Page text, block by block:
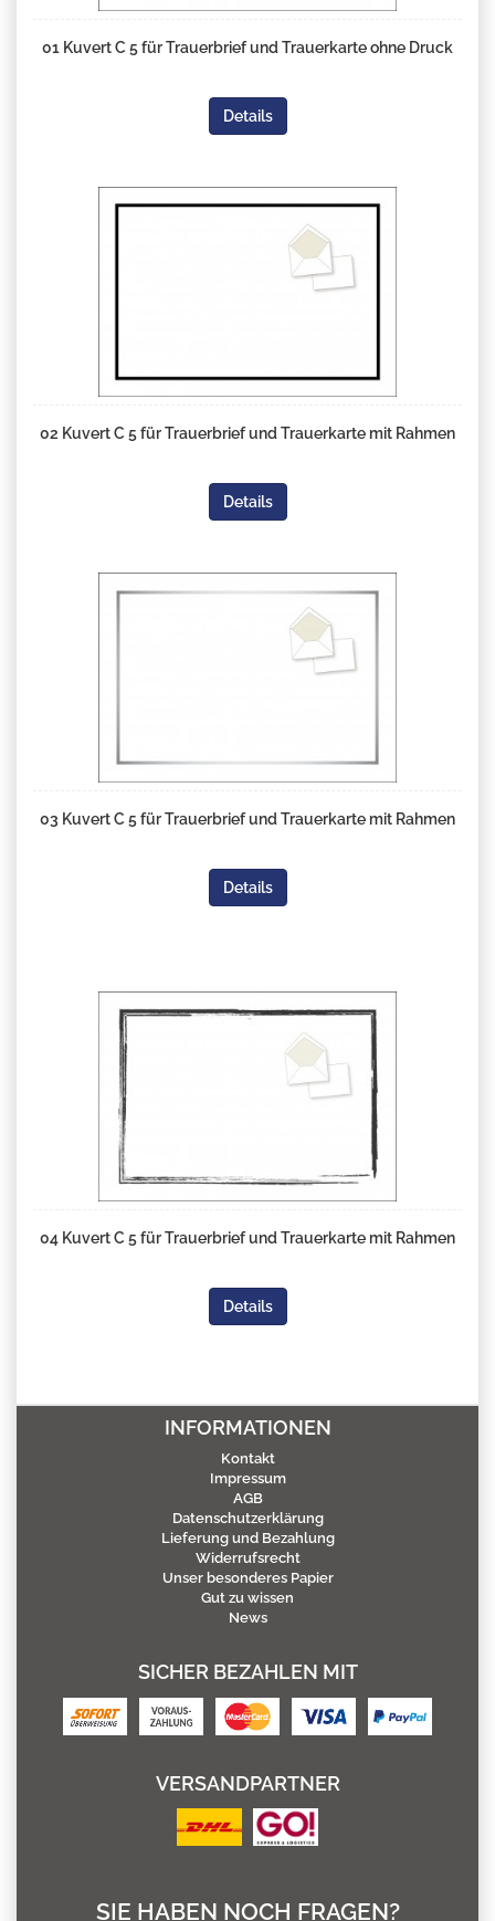
01 Kuvert C 5 für Trauerbrief und Trauerkarte ohne Druck
Details
02 Kuvert C 5 für Trauerbrief und Trauerkarte mit Rahmen
Details
03 Kuvert C 5 für Trauerbrief und Trauerkarte mit Rahmen
Details
04 Kuvert C 5 für Trauerbrief und Trauerkarte mit Rahmen
Details
INFORMATIONEN
Kontakt
Impressum
AGB
Datenschutzerklärung
Lieferung und Bezahlung
Widerrufsrecht
Unser besonderes Papier
Gut zu wissen
News
SICHER BEZAHLEN MIT
VERSANDPARTNER
SIE HABEN NOCH FRAGEN?